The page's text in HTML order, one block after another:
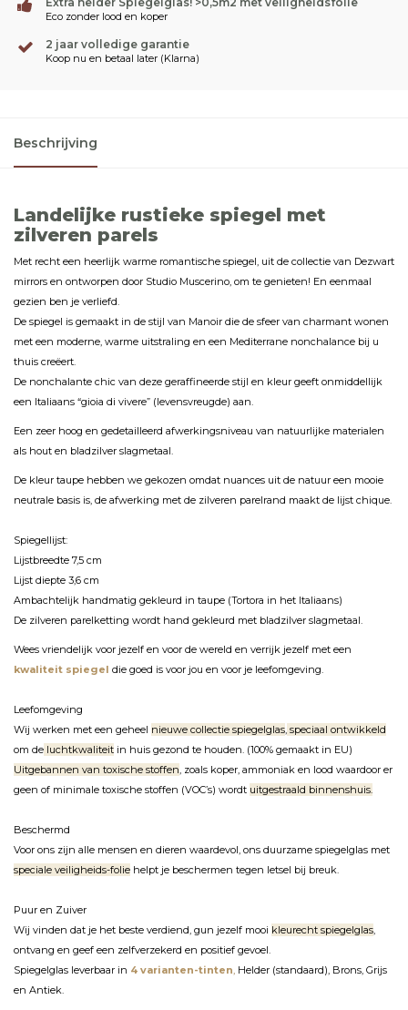
Eco zonder lood en koper
2 jaar volledige garantie
Koop nu en betaal later (Klarna)
Beschrijving
Landelijke rustieke spiegel met
zilveren parels
Met recht een heerlijk warme romantische spiegel, uit de collectie van Dezwart
mirrors en ontworpen door Studio Muscerino, om te genieten! En eenmaal
gezien ben je verliefd.
De spiegel is gemaakt in de stijl van Manoir die de sfeer van charmant wonen
met een moderne, warme uitstraling en een Mediterrane nonchalance bij u
thuis creëert.
De nonchalante chic van deze geraffineerde stijl en kleur geeft onmiddellijk
een Italiaans “gioia di vivere” (levensvreugde) aan.
Een zeer hoog en gedetailleerd afwerkingsniveau van natuurlijke materialen
als hout en bladzilver slagmetaal.
De kleur taupe hebben we gekozen omdat nuances uit de natuur een mooie
neutrale basis is, de afwerking met de zilveren parelrand maakt de lijst chique.
Spiegellijst:
Lijstbreedte 7,5 cm
Lijst diepte 3,6 cm
Ambachtelijk handmatig gekleurd in taupe (Tortora in het Italiaans)
De zilveren parelketting wordt hand gekleurd met bladzilver slagmetaal.
Wees vriendelijk voor jezelf en voor de wereld en verrijk jezelf met een
kwaliteit spiegel die goed is voor jou en voor je leefomgeving.
Leefomgeving
Wij werken met een geheel nieuwe collectie spiegelglas, speciaal ontwikkeld
om de luchtkwaliteit in huis gezond te houden. (100% gemaakt in EU)
Uitgebannen van toxische stoffen, zoals koper, ammoniak en lood waardoor er
geen of minimale toxische stoffen (VOC’s) wordt uitgestraald binnenshuis.
Beschermd
Voor ons zijn alle mensen en dieren waardevol, ons duurzame spiegelglas met
speciale veiligheids-folie helpt je beschermen tegen letsel bij breuk.
Puur en Zuiver
Wij vinden dat je het beste verdiend, gun jezelf mooi kleurecht spiegelglas,
ontvang en geef een zelfverzekerd en positief gevoel.
Spiegelglas leverbaar in 4 varianten-tinten, Helder (standaard), Brons, Grijs
en Antiek.